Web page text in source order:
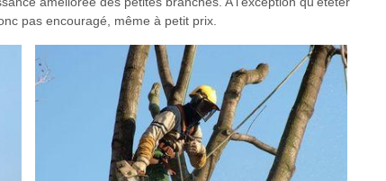
pas encouragé, même à petit prix.